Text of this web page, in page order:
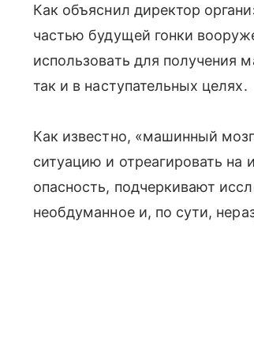
Как объяснил директор
частью будущей гонки
использовать для получения
так и в наступательных целях.
Как известно, «машинный
ситуацию и отреагировать на
опасность, подчеркивают
необдуманное и, по сути,